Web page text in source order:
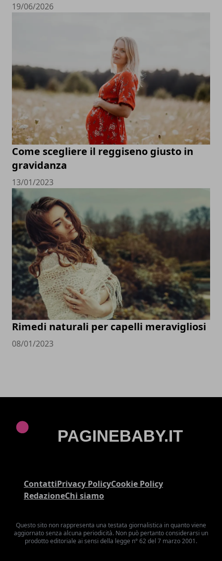
19/06/2026
Come scegliere il reggiseno giusto in
gravidanza
13/01/2023
Rimedi naturali per capelli meravigliosi
08/01/2023
ContattiPrivacy PolicyCookie Policy
RedazioneChi siamo
Questo sito non rappresenta una testata giornalistica in quanto viene
aggiornato senza alcuna periodicità. Non può pertanto considerarsi un
prodotto editoriale ai sensi della legge n° 62 del 7 marzo 2001.